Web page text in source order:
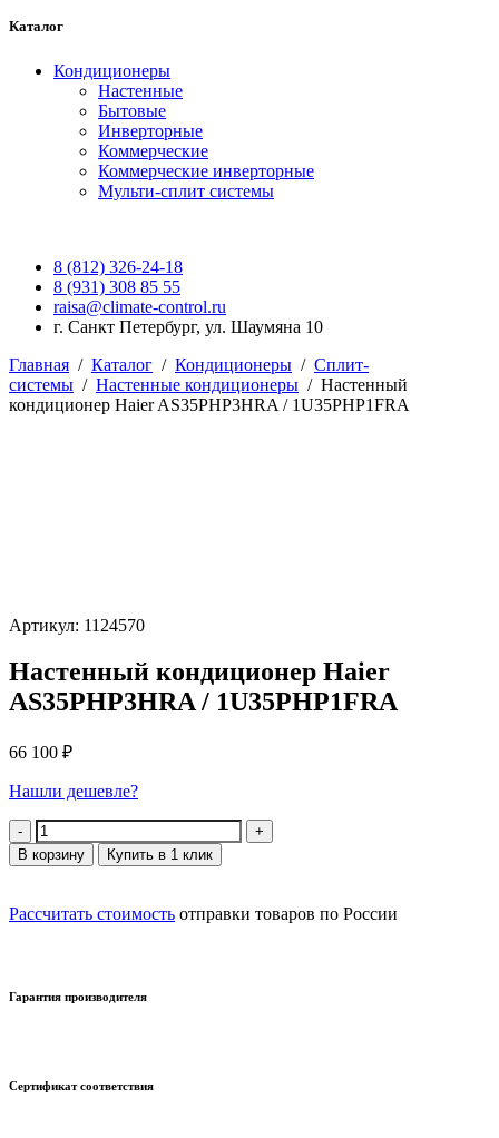
Каталог
Кондиционеры
Настенные
Бытовые
Инверторные
Коммерческие
Коммерческие инверторные
Мульти-сплит системы
8 (812) 326-24-18
8 (931) 308 85 55
raisa@climate-control.ru
г. Санкт Петербург, ул. Шаумяна 10
Главная / Каталог / Кондиционеры / Сплит-
системы / Настенные кондиционеры / Настенный
кондиционер Haier AS35PHP3HRA / 1U35PHP1FRA
Артикул: 1124570
Настенный кондиционер Haier
AS35PHP3HRA / 1U35PHP1FRA
66 100 ₽
Нашли дешевле?
Количество
В корзину Купить в 1 клик
Рассчитать стоимость отправки товаров по России
Гарантия производителя
Сертификат соответствия